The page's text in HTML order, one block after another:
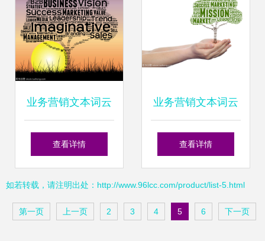
业务营销文本词云
洞见销售业务的核
查看详情
业务营销文本词云
洞察销售业务的关
查看详情
如若转载，请注明出处：http://www.96lcc.com/product/list-5.html
第一页 上一页 2 3 4 5 6 下一页